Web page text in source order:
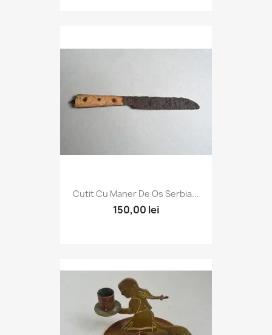
Cutit Cu Maner De Os Serbia...
150,00 lei